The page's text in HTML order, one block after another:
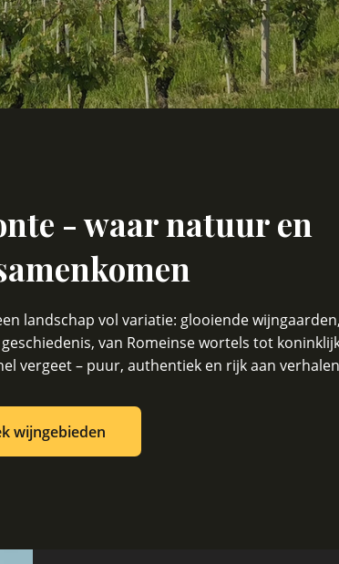
- waar natuur en
landschap vol variatie: glooiende
van Romeinse wortels tot
vergeet – puur, authentiek en rijk aan
wijngebieden